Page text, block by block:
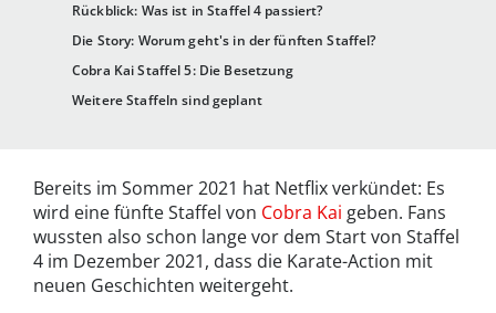
Rückblick: Was ist in Staffel 4 passiert?
Die Story: Worum geht's in der fünften Staffel?
Cobra Kai Staffel 5: Die Besetzung
Weitere Staffeln sind geplant
Bereits im Sommer 2021 hat Netflix verkündet: Es
wird eine fünfte Staffel von Cobra Kai geben. Fans
wussten also schon lange vor dem Start von Staffel
4 im Dezember 2021, dass die Karate-Action mit
neuen Geschichten weitergeht.